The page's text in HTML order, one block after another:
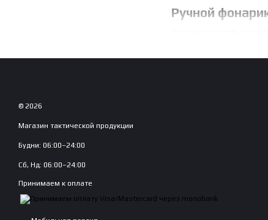
Ручной
туристический —
модели для охоты
тактические
боевых задач,
фонари для
Ручные фонари —
форме (в виде трубки,
Яркость и мощность;
© 2026
Магазин тактической продукции
Будни: 06:00–24:00
Сб, Нд: 06:00–24:00
Принимаем к оплате